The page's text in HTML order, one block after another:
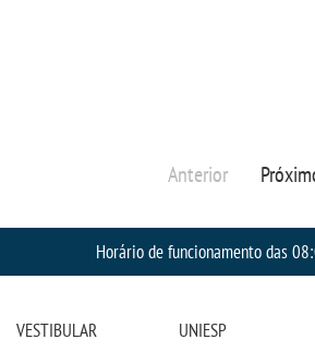
Anterior
Horário de funcionamento das
VESTIBULAR UNIESP